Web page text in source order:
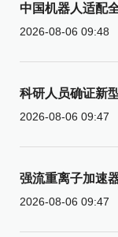
中国机器人适配
2026-08-06 09:48
科研人员确证新
2026-08-06 09:47
强流重离子加速
2026-08-06 09:47